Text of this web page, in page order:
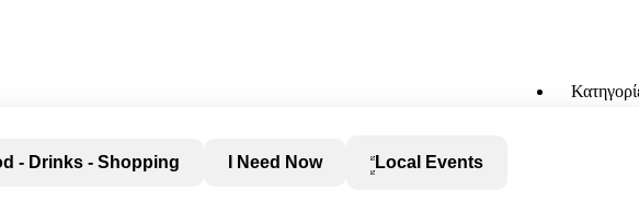
- Drinks - Shopping I Need Now Local Events